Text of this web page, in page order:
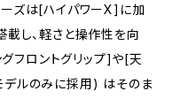
ーズは[ハイパワーX]に加
し、軽さと操作性を向
フロントグリップ]や[天
デルのみに採用) はそのま